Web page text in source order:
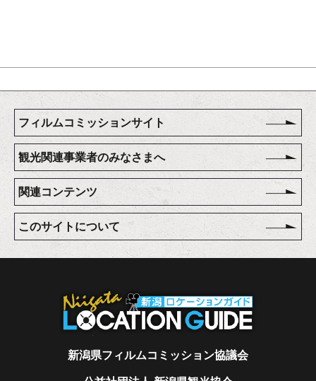
フィルムコミッションサイト
観光関連事業者のみなさまへ
関連コンテンツ
このサイトについて
新潟県フィルムコミッション協議会